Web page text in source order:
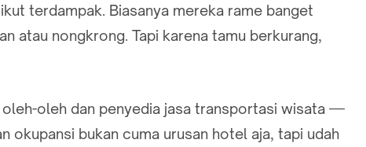
terdampak. Biasanya mereka rame banget
atau nongkrong. Tapi karena tamu berkurang,
oleh dan penyedia jasa transportasi wisata —
okupansi bukan cuma urusan hotel aja, tapi udah